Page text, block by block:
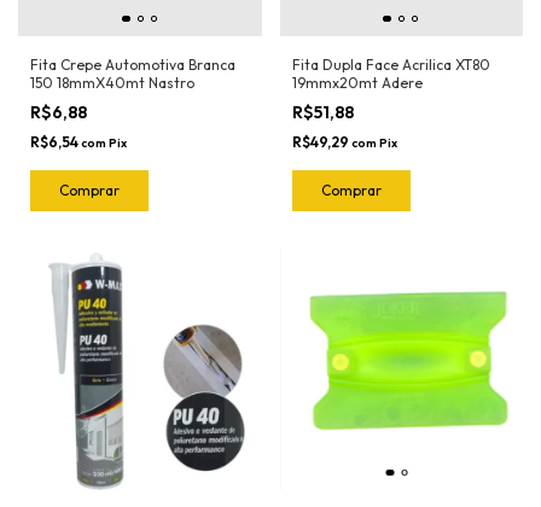
Fita Crepe Automotiva Branca
150 18mmX40mt Nastro
R$6,88
R$6,54com Pix
Fita Dupla Face Acrilica XT80
19mmx20mt Adere
R$51,88
R$49,29 com Pix